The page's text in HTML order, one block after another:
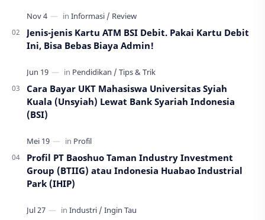
Jenis-jenis Kartu ATM BSI Debit. Pakai Kartu Debit
Ini, Bisa Bebas Biaya Admin!
Cara Bayar UKT Mahasiswa Universitas Syiah
Kuala (Unsyiah) Lewat Bank Syariah Indonesia
(BSI)
Profil PT Baoshuo Taman Industry Investment
Group (BTIIG) atau Indonesia Huabao Industrial
Park (IHIP)